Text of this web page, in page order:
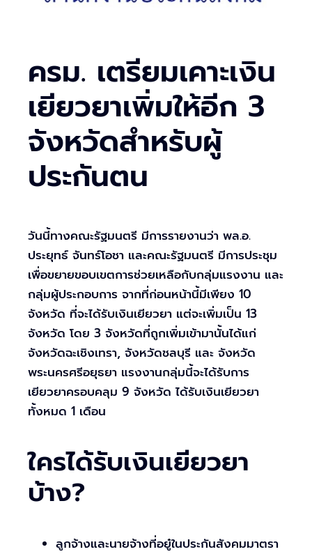
ครม. เตรียมเคาะเงิน
เยียวยาเพิ่มให้อีก 3
จังหวัดสำหรับผู้
ประกันตน
วันนี้ทางคณะรัฐมนตรี มีการรายงานว่า พล.อ.
ประยุทธ์ จันทร์โอชา และคณะรัฐมนตรี มีการประชุม
เพื่อขยายขอบเขตการช่วยเหลือกับกลุ่มแรงงาน และ
กลุ่มผู้ประกอบการ จากที่ก่อนหน้านี้มีเพียง 10
จังหวัด ที่จะได้รับเงินเยียวยา แต่จะเพิ่มเป็น 13
จังหวัด โดย 3 จังหวัดที่ถูกเพิ่มเข้ามานั้นได้แก่
จังหวัดฉะเชิงเทรา, จังหวัดชลบุรี และ จังหวัด
พระนครศรีอยุธยา แรงงานกลุ่มนี้จะได้รับการ
เยียวยาครอบคลุม 9 จังหวัด ได้รับเงินเยียวยา
ทั้งหมด 1 เดือน
ใครได้รับเงินเยียวยา
บ้าง?
ลูกจ้างและนายจ้างที่อยู๋ในประกันสังคมมาตรา